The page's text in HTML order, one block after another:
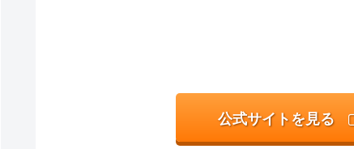
公式サイトを見る